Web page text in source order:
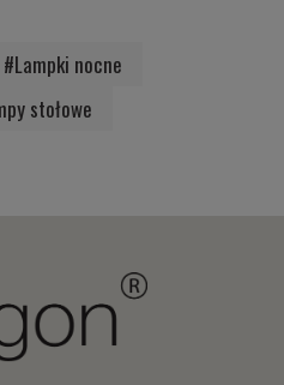
#Lampki nocne
stołowe